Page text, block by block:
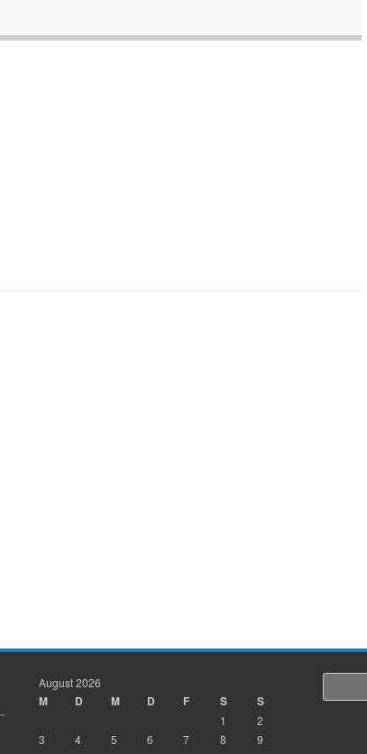
August 2026
M D M D F S S
1
2
3
4 5 6 7 8
9